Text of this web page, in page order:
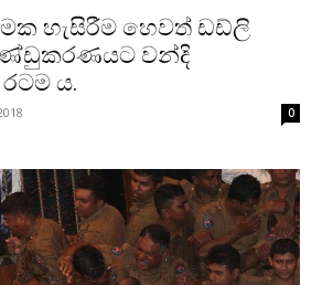
හැසිරීම හෙවත් ඩඩ්ලි
වන්දි
ය.
0